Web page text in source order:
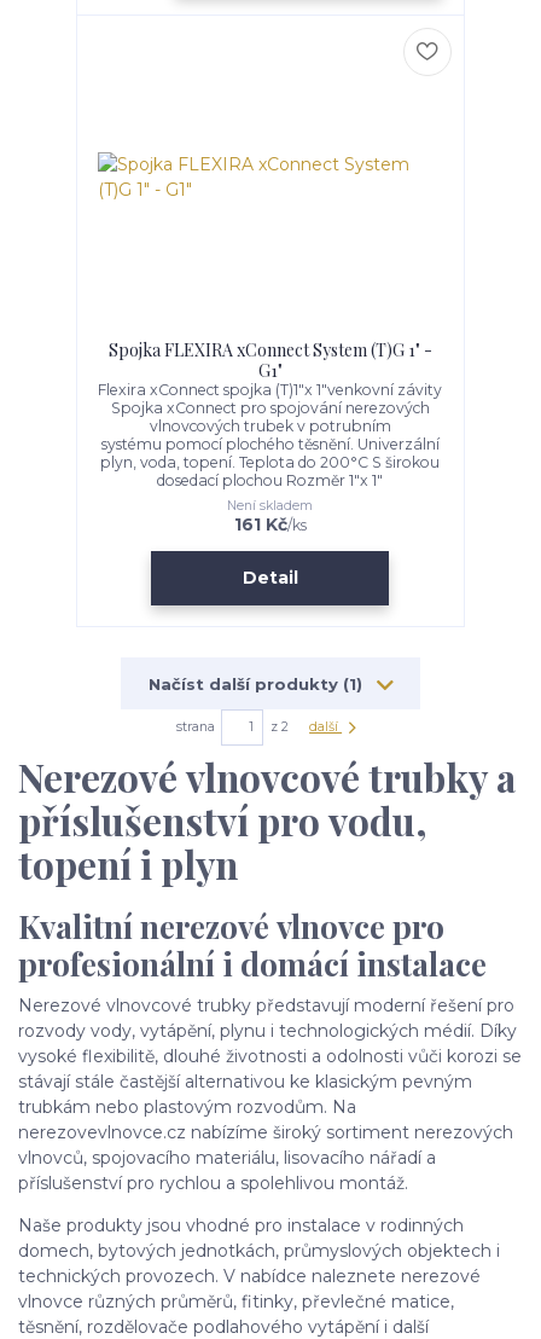
Spojka FLEXIRA xConnect System (T)G 1" -
G1"
Flexira xConnect spojka (T)1"x 1"venkovní závity
Spojka xConnect pro spojování nerezových
vlnovcových trubek v potrubním
systému pomocí plochého těsnění. Univerzální
plyn, voda, topení. Teplota do 200°C S širokou
dosedací plochou Rozměr 1"x 1"
161 Kč/ks
Není skladem
Detail
Načíst další produkty (1)
strana z 2 další
Nerezové vlnovcové trubky a
příslušenství pro vodu,
topení i plyn
Kvalitní nerezové vlnovce pro
profesionální i domácí instalace
Nerezové vlnovcové trubky představují moderní řešení pro
rozvody vody, vytápění, plynu i technologických médií. Díky
vysoké flexibilitě, dlouhé životnosti a odolnosti vůči korozi se
stávají stále častější alternativou ke klasickým pevným
trubkám nebo plastovým rozvodům. Na
nerezovevlnovce.cz nabízíme široký sortiment nerezových
vlnovců, spojovacího materiálu, lisovacího nářadí a
příslušenství pro rychlou a spolehlivou montáž.
Naše produkty jsou vhodné pro instalace v rodinných
domech, bytových jednotkách, průmyslových objektech i
technických provozech. V nabídce naleznete nerezové
vlnovce různých průměrů, fitinky, převlečné matice,
těsnění, rozdělovače podlahového vytápění i další